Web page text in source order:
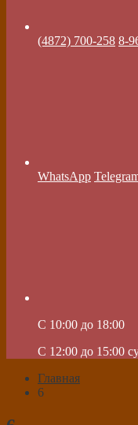
(4872) 700-258 8-
WhatsApp
C 10:00 до 18:00
C 12:00 до 15:00
Главная
6